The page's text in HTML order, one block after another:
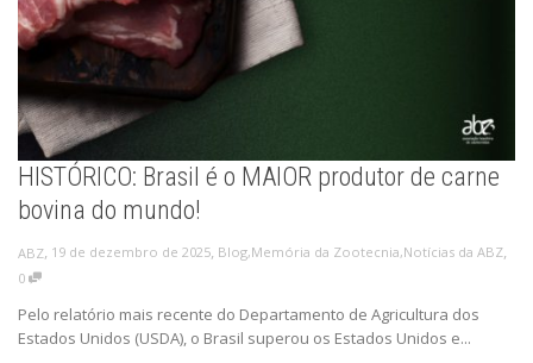
HISTÓRICO: Brasil é o MAIOR produtor de carne
bovina do mundo!
ABZ, 19 de dezembro de 2025, Blog,Memória da Zootecnia,Notícias da ABZ,
0
Pelo relatório mais recente do Departamento de Agricultura dos
Estados Unidos (USDA), o Brasil superou os Estados Unidos e...